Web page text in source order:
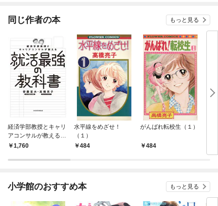
同じ作者の本 もっと見る
経済学部教授とキャリ
アコンサルが教える就
活最強の教科書
1,760
水平線をめざせ！
（１）
484
がんばれ転校生（１）
484
小学館のおすすめ本 もっと見る